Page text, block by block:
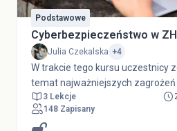
Podstawowe
Cyberbezpieczeństwo w
Julia Czekalska +4
W trakcie tego kursu uczestnicy
temat najważniejszych zagrożeń
3 Lekcje
148 Zapisany